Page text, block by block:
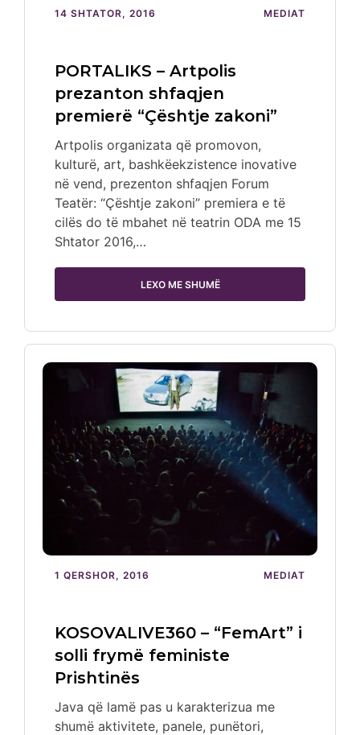
14 SHTATOR, 2016 MEDIAT
PORTALIKS – Artpolis
prezanton shfaqjen
premierë “Çështje zakoni”
Artpolis organizata që promovon,
kulturë, art, bashkëekzistence inovative
në vend, prezenton shfaqjen Forum
Teatër: “Çështje zakoni” premiera e të
cilës do të mbahet në teatrin ODA me 15
Shtator 2016,…
LEXO ME SHUMË
1 QERSHOR, 2016 MEDIAT
KOSOVALIVE360 – “FemArt” i
solli frymë feministe
Prishtinës
Java që lamë pas u karakterizua me
shumë aktivitete, panele, punëtori,